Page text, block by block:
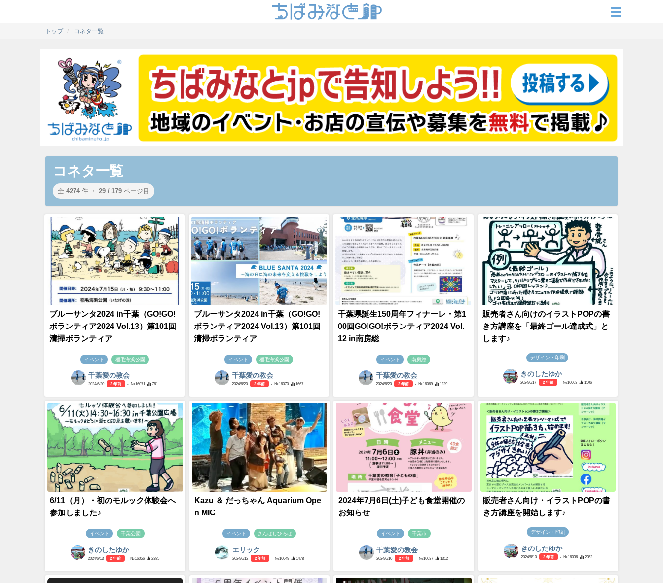
トップ コネタ一覧
コネタ一覧
全 4274 件 ・ 29 / 179 ページ目
ブルーサンタ2024 in千葉（GO!GO!
ボランティア2024 Vol.13）第101回
清掃ボランティア
イベント 稲毛海浜公園
千葉愛の教会
2024/6/20 2 年前 - №16071 761
ブルーサンタ2024 in千葉（GO!GO!
ボランティア2024 Vol.13）第101回
清掃ボランティア
イベント 稲毛海浜公園
千葉愛の教会
2024/6/20 2 年前 - №16070 1667
千葉県誕生150周年フィナーレ・第1
00回GO!GO!ボランティア2024 Vol.
12 in南房総
イベント 南房総
千葉愛の教会
2024/6/20 2 年前 - №16069 1229
販売者さん向けのイラストPOPの書
き方講座を「最終ゴール達成式」と
します♪
デザイン・印刷
きのしたゆか
2024/6/17 2 年前 - №16063 1506
6/11（月）・初のモルック体験会へ
参加しました♪
イベント 千葉公園
きのしたゆか
2024/6/13 2 年前 - №16056 2385
Kazu ＆ だっちゃん Aquarium Ope
n MIC
イベント さんばしひろば
エリック
2024/6/12 2 年前 - №16049 1478
2024年7月6日(土)子ども食堂開催の
お知らせ
イベント 千葉市
千葉愛の教会
2024/6/10 2 年前 - №16037 1312
販売者さん向け・イラストPOPの書
き方講座を開始します♪
デザイン・印刷
きのしたゆか
2024/6/10 2 年前 - №16036 2362